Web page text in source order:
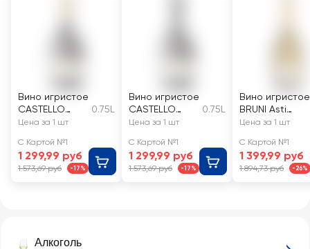
Алкоголь
Вино игристое
CASTELLO
LONGOBARDO
Valdobbiaden
e Superiore
белое сухое
0.75L
Цена за 1 шт
С Картой №1
1 299,99 руб
1 573,69 руб -17%
Вино игристое
CASTELLO
LONGOBARDO
Asolo
Superiore
белое сухое
0.75L
Цена за 1 шт
С Картой №1
1 299,99 руб
1 573,69 руб -17%
Вино игристое
BRUNI Asti
белое
Цена за 1 шт
С Картой №1
1 399,99 руб
1 894,73 руб -26%